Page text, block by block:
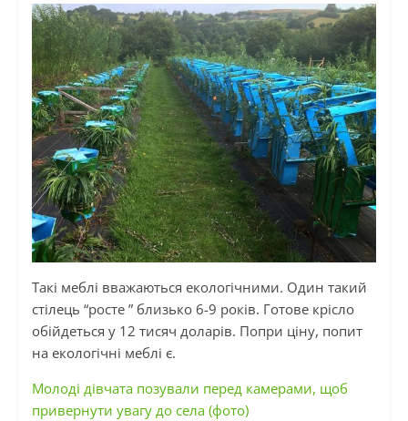
Такі меблі вважаються екологічними. Один такий
стілець “росте ” близько 6-9 років. Готове крісло
обійдеться у 12 тисяч доларів. Попри ціну, попит
на екологічні меблі є.
Молоді дівчата позували перед камерами, щоб
привернути увагу до села (фото)